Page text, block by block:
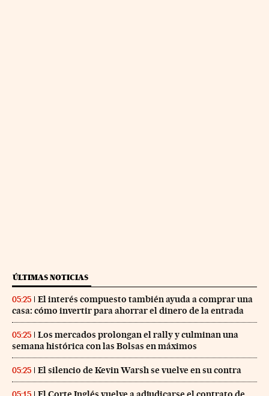
ÚLTIMAS NOTICIAS
05:25
El interés compuesto también ayuda a comprar una
casa: cómo invertir para ahorrar el dinero de la entrada
05:25
Los mercados prolongan el rally y culminan una
semana histórica con las Bolsas en máximos
05:25 El silencio de Kevin Warsh se vuelve en su contra